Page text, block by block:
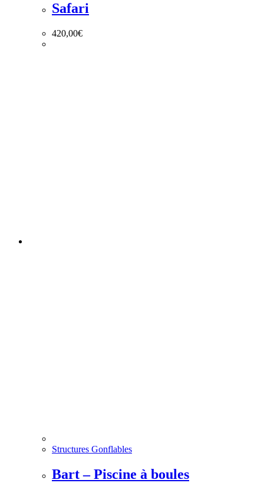
Safari
420,00€
Structures Gonflables
Bart – Piscine à boules